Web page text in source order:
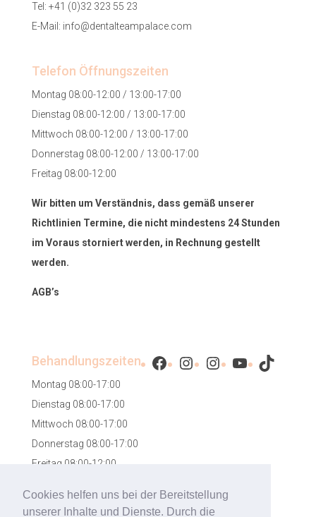
Cookies helfen uns bei der Bereitstellung
unserer Inhalte und Dienste. Durch die
Tel: +41 (0)32 323 55 23
E-Mail: info@dentalteampalace.com
Telefon Öffnungszeiten
Montag 08:00-12:00 / 13:00-17:00
Dienstag 08:00-12:00 / 13:00-17:00
Mittwoch 08:00-12:00 / 13:00-17:00
Donnerstag 08:00-12:00 / 13:00-17:00
Freitag 08:00-12:00
Wir bitten um Verständnis, dass gemäß unserer
Richtlinien Termine, die nicht mindestens 24 Stunden
im Voraus storniert werden, in Rechnung gestellt
werden.
AGB’s
Behandlungszeiten
Montag 08:00-17:00
Dienstag 08:00-17:00
Mittwoch 08:00-17:00
Donnerstag 08:00-17:00
Freitag 08:00-12:00
Facebook
Instagram
Instagram
YouTube
TikTok